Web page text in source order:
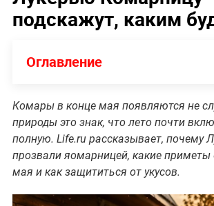
подскажут, каким
Оглавление
Комары в конце мая появляются не
природы это знак, что лето почти
полную. Life.ru рассказывает, почему
прозвали яомарницей, какие приметы
мая и как защититься от укусов.